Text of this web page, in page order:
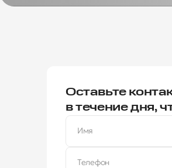
Оставьте
в течение дня,
Имя
Телефон